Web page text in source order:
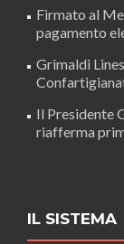
Firmato al
pagamento
Grimaldi
Il Presidente
riafferma
IL SISTEMA